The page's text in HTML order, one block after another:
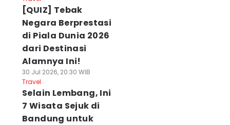
[QUIZ] Tebak
Negara Berprestasi
di Piala Dunia 2026
dari Destinasi
Alamnya Ini!
30 Jul 2026, 20:30 WIB
Travel
Selain Lembang, Ini
7 Wisata Sejuk di
Bandung untuk